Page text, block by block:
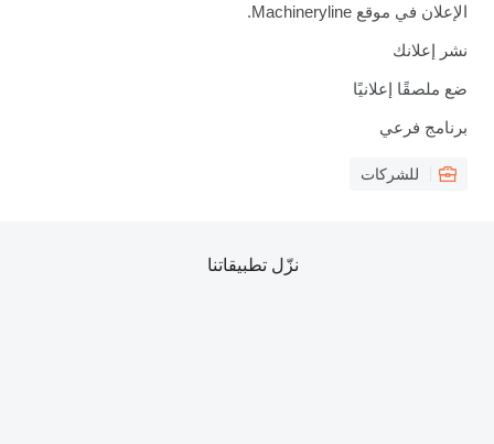
الإعلان في موقع Machineryline.
نشر إعلانك
ضع ملصقًا إعلانيًا
برنامج فرعي
للشركات
نزّل تطبيقاتنا